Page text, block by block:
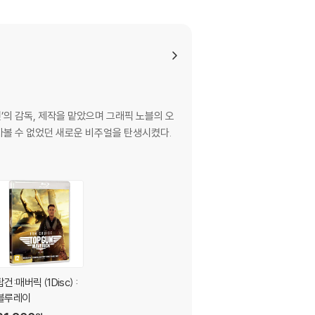
중한 구매 선택을 부탁드립니다.
완충 포장을 부탁드립니다.
감독, 제작을 맡았으며 그래픽 노블의 오
수 없었던 새로운 비주얼을 탄생시켰다.
건:매버릭 (1Disc) :
루레이